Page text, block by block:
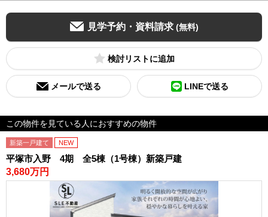
見学予約・資料請求 (無料)
検討リスト
メールで送る LINEで送る
この物件を見ている人におすすめの物件
新築一戸建て NEW
平塚市入野 4期 全5棟（1号棟）新築戸建
3,680万円